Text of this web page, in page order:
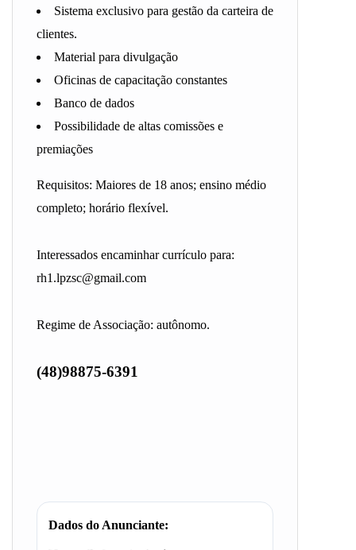
Sistema exclusivo para gestão da carteira de
clientes.
Material para divulgação
Oficinas de capacitação constantes
Banco de dados
Possibilidade de altas comissões e
premiações
Requisitos: Maiores de 18 anos; ensino médio
completo; horário flexível.
Interessados encaminhar currículo para:
rh1.lpzsc@gmail.com
Regime de Associação: autônomo.
(48)98875-6391
Dados do Anunciante: